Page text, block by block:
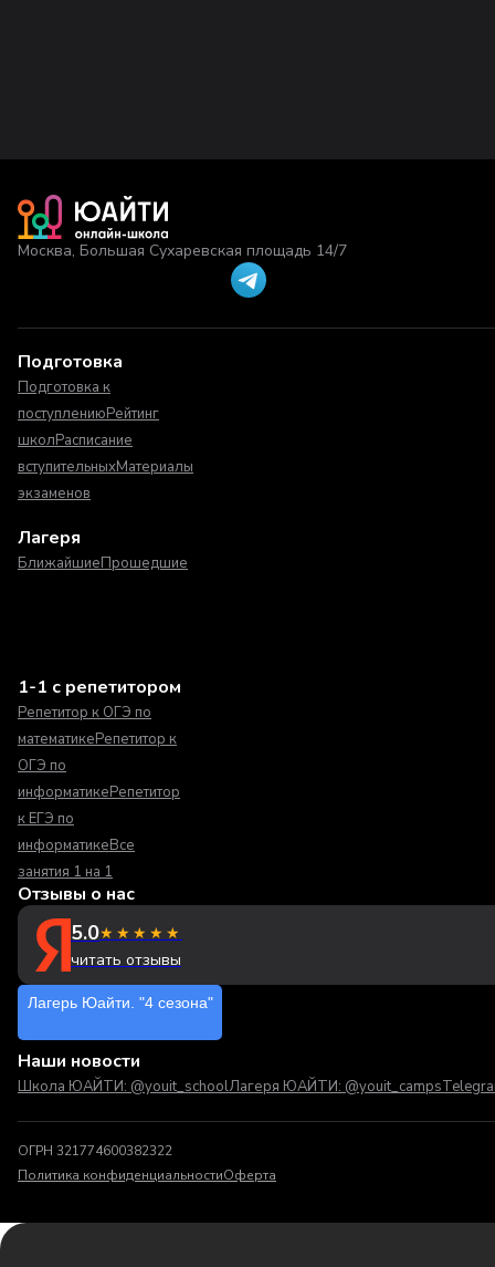
Москва, Большая Сухаревская площадь 14/7
Подготовка
Подготовка к
поступлениюРейтинг
школРасписание
вступительныхМатериалы
экзаменов
Лагеря
БлижайшиеПрошедшие
1-1 с репетитором
Репетитор к ОГЭ по
математикеРепетитор к
ОГЭ по
информатикеРепетитор
к ЕГЭ по
информатикеВсе
занятия 1 на 1
Отзывы о нас
5.0★★★★★
читать отзывы
Лагерь Юайти. "4 сезона"
Наши новости
Школа ЮАЙТИ: @youit_schoolЛагеря ЮАЙТИ: @youit_camps
ОГРН 321774600382322
Политика конфиденциальностиОферта